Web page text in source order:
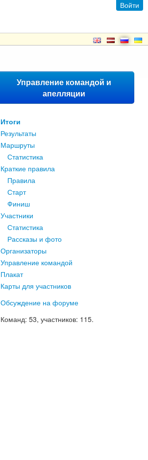
Войти
Управление командой и
апелляции
Итоги
Результаты
Маршруты
Статистика
Краткие правила
Правила
Старт
Финиш
Участники
Статистика
Рассказы и фото
Организаторы
Управление командой
Плакат
Карты для участников
Обсуждение на форуме
Команд: 53, участников: 115.